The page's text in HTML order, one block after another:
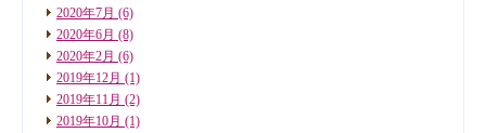
2020年7月 (6)
2020年6月 (8)
2020年2月 (6)
2019年12月 (1)
2019年11月 (2)
2019年10月 (1)